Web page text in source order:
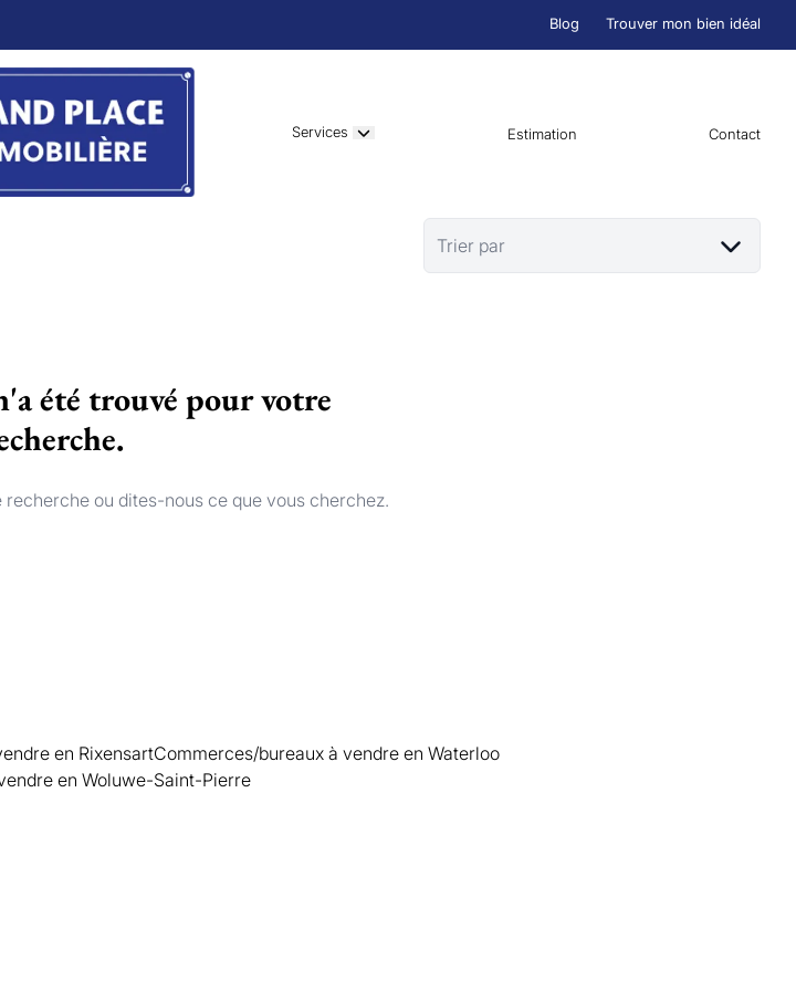
Blog Trouver mon bien idéal
Services Estimation Contact
Trier par
été trouvé pour votre
ou dites-nous ce que vous cherchez.
en RixensartCommerces/bureaux à vendre en Waterloo
en Woluwe-Saint-Pierre